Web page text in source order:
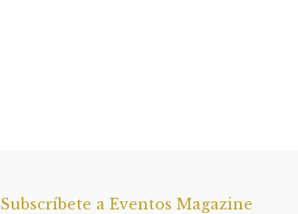
Subscríbete a Eventos Magazine